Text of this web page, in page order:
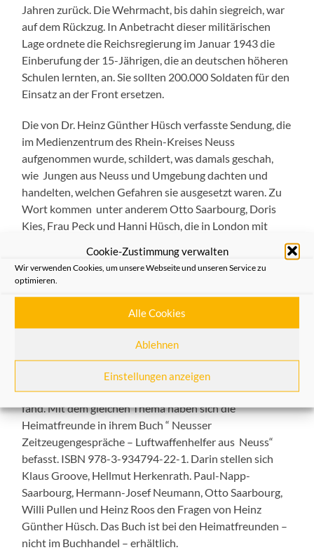
Cookie-Zustimmung verwalten
Wir verwenden Cookies, um unsere Webseite und unseren Service zu
optimieren.
Alle Cookies
Ablehnen
Einstellungen anzeigen
Jahren zurück. Die Wehrmacht, bis dahin siegreich, war
auf dem Rückzug. In Anbetracht dieser militärischen
Lage ordnete die Reichsregierung im Januar 1943 die
Einberufung der 15-Jährigen, die an deutschen höheren
Schulen lernten, an. Sie sollten 200.000 Soldaten für den
Einsatz an der Front ersetzen.
Die von Dr. Heinz Günther Hüsch verfasste Sendung, die
im Medienzentrum des Rhein-Kreises Neuss
aufgenommen wurde, schildert, was damals geschah,
wie Jungen aus Neuss und Umgebung dachten und
handelten, welchen Gefahren sie ausgesetzt waren. Zu
Wort kommen unter anderem Otto Saarbourg, Doris
Kies, Frau Peck und Hanni Hüsch, die in London mit
Bomber an den Angriffen auf Neuss im Januar 1945 und
dann Dresden beteiligt gewesen war. Darüber hinaus
Bei dem Radiobeitrag handelt sich um die Bearbeitung
einer früheren Sendung der Heimatfreunde, deren erste
Fassung auf großes Interesse gestoßen war und selbst
in den USA, in Südamerika und Australien Beachtung
fand. Mit dem gleichen Thema haben sich die
Heimatfreunde in ihrem Buch “ Neusser
Zeitzeugengespräche – Luftwaffenhelfer aus Neuss“
befasst. ISBN 978-3-934794-22-1. Darin stellen sich
Klaus Groove, Hellmut Herkenrath. Paul-Napp-
Saarbourg, Hermann-Josef Neumann, Otto Saarbourg,
Willi Pullen und Heinz Roos den Fragen von Heinz
Günther Hüsch. Das Buch ist bei den Heimatfreunden –
nicht im Buchhandel – erhältlich.